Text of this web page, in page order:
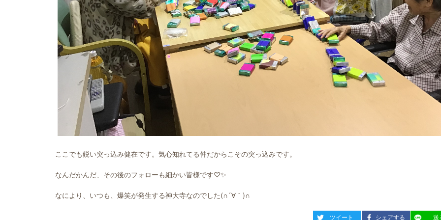
ここでも鋭い突っ込み健在です。気心知れてる仲だからこその突っ込みです。
なんだかんだ、その後のフォローも細かい皆様です♡✨
なにより、いつも、爆笑が発生する神大寺なのでした(∩´∀｀)∩
entry576ツイート entry576
シェアする 送